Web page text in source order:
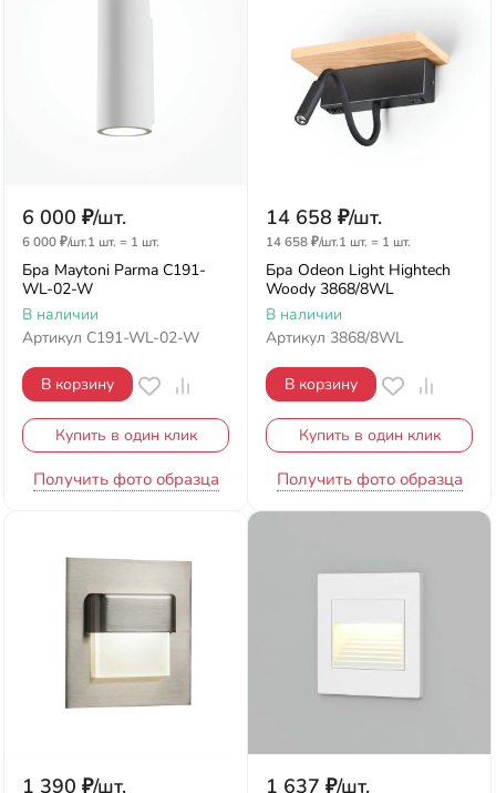
6 000 ₽/шт.
6 000₽/шт.1 шт. = 1 шт.
Бра Maytoni Parma C191-
WL-02-W
В наличии
Артикул C191-WL-02-W
В корзину
Купить в один клик
Получить фото образца
14 658 ₽/шт.
14 658₽/шт.1 шт. = 1 шт.
Бра Odeon Light Hightech
Woody 3868/8WL
В наличии
Артикул 3868/8WL
В корзину
Купить в один клик
Получить фото образца
1 390 ₽/шт. 1 637 ₽/шт.